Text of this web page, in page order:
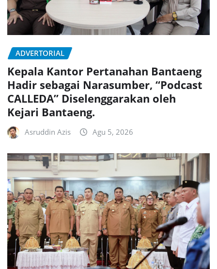
ADVERTORIAL
Kepala Kantor Pertanahan Bantaeng
Hadir sebagai Narasumber, “Podcast
CALLEDA” Diselenggarakan oleh
Kejari Bantaeng.
Asruddin Azis Agu 5, 2026